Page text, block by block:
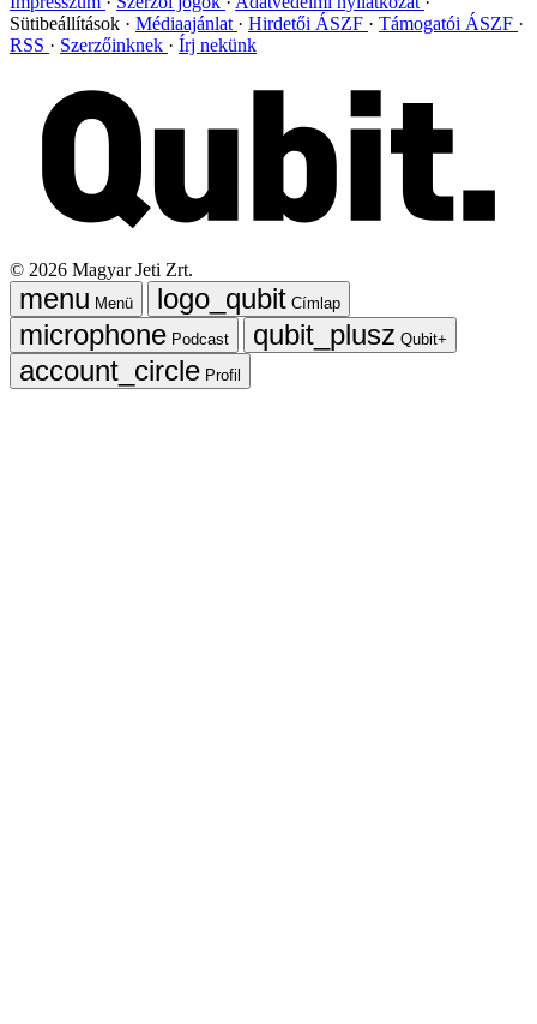
Sütibeállítások
Médiaajánlat Hirdetői ÁSZF
Támogatói ÁSZF
RSS
Szerzőinknek Írj nekünk
© 2026 Magyar Jeti Zrt.
Menü
Címlap
Podcast
Qubit+
Profil